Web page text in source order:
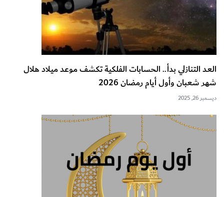
العد التنازلي بدأ.. الحسابات الفلكية تكشف موعد ميلاد هلال
شهر شعبان وأول أيام رمضان 2026
ديسمبر 26, 2025